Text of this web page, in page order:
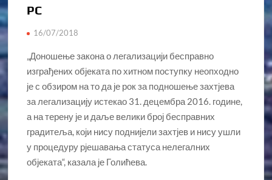
РС
16/07/2018
„Доношење закона о легализацији бесправно
изграђених објеката по хитном поступку неопходно
је с обзиром на то да је рок за подношење захтјева
за легализацију истекао 31. децембра 2016. године,
а на терену је и даље велики број бесправних
градитеља, који нису поднијели захтјев и нису ушли
у процедуру рјешавања статуса нелегалних
објеката“, казала је Голићева.